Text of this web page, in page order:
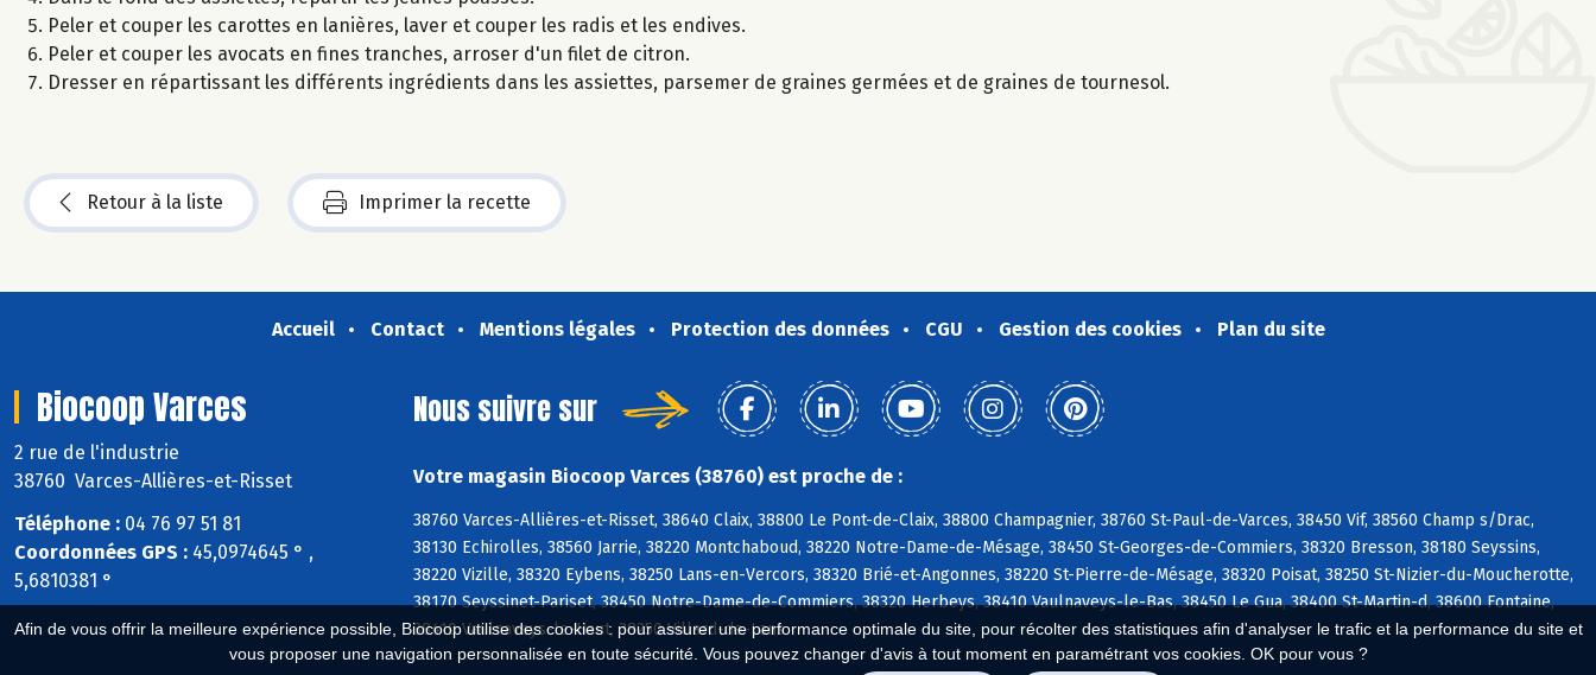
Afin de vous offrir la meilleure expérience possible, Biocoop utilise des cookies : pour assurer une performance optimale du site, pour récolter des statistiques afin d'analyser le trafic et la performance du site et
vous proposer une navigation personnalisée en toute sécurité. Vous pouvez changer d'avis à tout moment en paramétrant vos cookies. OK pour vous ?
Peler et couper les carottes en lanières, laver et couper les radis et les endives.
Peler et couper les avocats en fines tranches, arroser d'un filet de citron.
Dresser en répartissant les différents ingrédients dans les assiettes, parsemer de graines germées et de graines de tournesol.
Retour à la liste Imprimer la recette
Accueil Contact Mentions légales Protection des données CGU Gestion des cookies Plan du site
Biocoop Varces
2 rue de l'industrie
38760 Varces-Allières-et-Risset
Téléphone : 04 76 97 51 81
Coordonnées GPS : 45,0974645 ° ,
5,6810381 °
Nous suivre sur
Votre magasin Biocoop Varces (38760) est proche de :
38760 Varces-Allières-et-Risset, 38640 Claix, 38800 Le Pont-de-Claix, 38800 Champagnier, 38760 St-Paul-de-Varces, 38450 Vif, 38560 Champ s/Drac,
38130 Echirolles, 38560 Jarrie, 38220 Montchaboud, 38220 Notre-Dame-de-Mésage, 38450 St-Georges-de-Commiers, 38320 Bresson, 38180 Seyssins,
38220 Vizille, 38320 Eybens, 38250 Lans-en-Vercors, 38320 Brié-et-Angonnes, 38220 St-Pierre-de-Mésage, 38320 Poisat, 38250 St-Nizier-du-Moucherotte,
38170 Seyssinet-Pariset, 38450 Notre-Dame-de-Commiers, 38320 Herbeys, 38410 Vaulnaveys-le-Bas, 38450 Le Gua, 38400 St-Martin-d, 38600 Fontaine,
38410 Vaulnaveys-le-Haut, 38250 Villard-de-Lans